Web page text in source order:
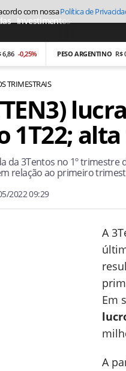
Investimentos Economia
-0,25% PESO ARGENTINO R$ 0,00 -
TRIMESTRAIS
1T22; alta
da 3Tentos no 1º trimestre
relação ao primeiro
2022 09:29
A
Em
A
com nossaPolítica de